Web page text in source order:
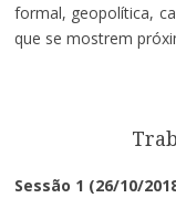
formal, geopolítica,
que se mostrem
Sessão 1 (26/10/